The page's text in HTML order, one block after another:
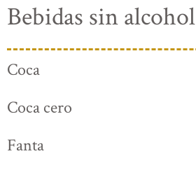
Bebidas sin alcohol
Coca
Coca cero
Fanta